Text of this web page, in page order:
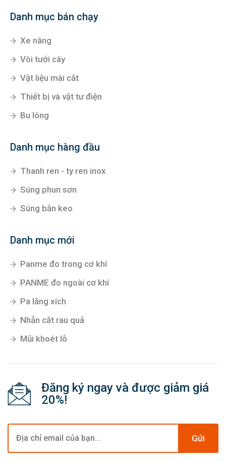
Danh mục bán chạy
Xe nâng
Vòi tưới cây
Vật liệu mài cắt
Thiết bị và vật tư điện
Bu lông
Danh mục hàng đầu
Thanh ren - ty ren inox
Súng phun sơn
Súng bắn keo
Danh mục mới
Panme đo trong cơ khí
PANME đo ngoài cơ khí
Pa lăng xích
Nhẵn cắt rau quả
Mũi khoét lỗ
Đăng ký ngay và được giảm giá
20%!
Gửi